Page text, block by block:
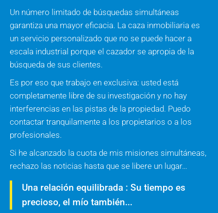
Un número limitado de búsquedas simultáneas
garantiza una mayor eficacia. La caza inmobiliaria es
un servicio personalizado que no se puede hacer a
escala industrial porque el cazador se apropia de la
búsqueda de sus clientes.
Es por eso que trabajo en exclusiva: usted está
completamente libre de su investigación y no hay
interferencias en las pistas de la propiedad. Puedo
contactar tranquilamente a los propietarios o a los
profesionales.
Si he alcanzado la cuota de mis misiones simultáneas,
rechazo las noticias hasta que se libere un lugar…
Una relación equilibrada : Su tiempo es
precioso, el mío también...